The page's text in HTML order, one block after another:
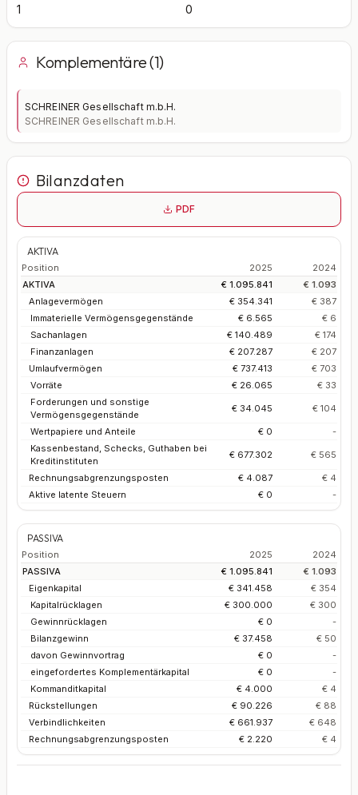
1 0
Komplementäre (1)
SCHREINER Gesellschaft m.b.H.
SCHREINER Gesellschaft m.b.H.
Bilanzdaten
PDF
AKTIVA
Position 2025
2024
AKTIVA
€ 1.095.841
€ 1.093
Anlagevermögen
€ 354.341
€ 387
Immaterielle Vermögensgegenstände
€ 6.565
€ 6
Sachanlagen
€ 140.489
€ 174
Finanzanlagen
€ 207.287
€ 207
Umlaufvermögen
€ 737.413
€ 703
Vorräte
€ 26.065
€ 33
Forderungen und sonstige
Vermögensgegenstände
€ 34.045 € 104
Wertpapiere und Anteile € 0
-
Kassenbestand, Schecks, Guthaben bei
Kreditinstituten
€ 677.302 € 565
Rechnungsabgrenzungsposten € 4.087
€ 4
Aktive latente Steuern
€ 0 -
PASSIVA
Position 2025
2024
PASSIVA
€ 1.095.841
€ 1.093
Eigenkapital
€ 341.458
€ 354
Kapitalrücklagen
€ 300.000
€ 300
Gewinnrücklagen
€ 0
-
Bilanzgewinn
€ 37.458
€ 50
davon Gewinnvortrag
€ 0
-
eingefordertes Komplementärkapital
€ 0
-
Kommanditkapital
€ 4.000
€ 4
Rückstellungen
€ 90.226
€ 88
Verbindlichkeiten
€ 661.937
€ 648
Rechnungsabgrenzungsposten
€ 2.220 € 4